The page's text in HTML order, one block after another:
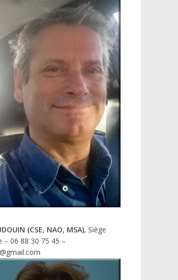
(CSE, NAO, MSA), Siège
– 06 88 30 75 45 –